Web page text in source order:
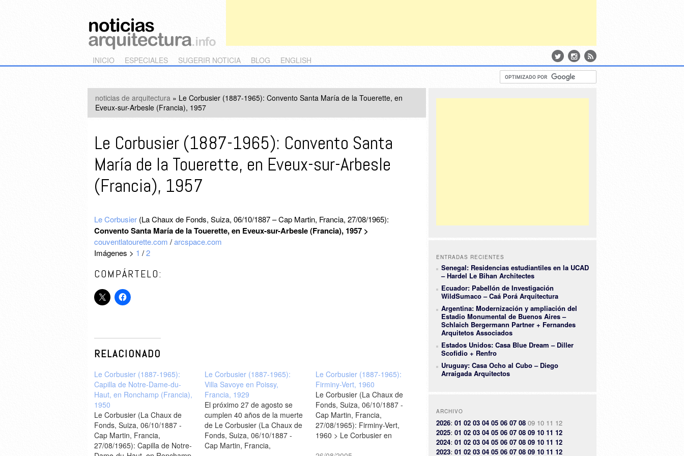
Main menu
Skip to primary content
Skip to secondary content
INICIO ESPECIALES SUGERIR NOTICIA BLOG ENGLISH
noticias de arquitectura » Le Corbusier (1887-1965): Convento Santa María de la Touerette, en
Eveux-sur-Arbesle (Francia), 1957
Le Corbusier (1887-1965): Convento Santa
María de la Touerette, en Eveux-sur-Arbesle
(Francia), 1957
Le Corbusier(La Chaux de Fonds, Suiza, 06/10/1887 – Cap Martin, Francia, 27/08/1965):
Convento Santa María de la Touerette, en Eveux-sur-Arbesle (Francia), 1957 >
couventlatourette.com /arcspace.com
Imágenes > 1 /2
COMPÁRTELO:
RELACIONADO
Le Corbusier (1887-1965):
Capilla de Notre-Dame-du-
Haut, en Ronchamp (Francia),
1950
Le Corbusier (La Chaux de
Fonds, Suiza, 06/10/1887 -
Cap Martin, Francia,
27/08/1965): Capilla de Notre-
Le Corbusier (1887-1965):
Villa Savoye en Poissy,
Francia, 1929
El próximo 27 de agosto se
cumplen 40 años de la muerte
de Le Corbusier (La Chaux de
Fonds, Suiza, 06/10/1887 -
Cap Martin, Francia,
Le Corbusier (1887-1965):
Firminy-Vert, 1960
Le Corbusier (La Chaux de
Fonds, Suiza, 06/10/1887 -
Cap Martin, Francia,
27/08/1965): Firminy-Vert,
1960 > Le Corbusier en
ENTRADAS RECIENTES
Senegal: Residencias estudiantiles en la UCAD
– Hardel Le Bihan Architectes
Ecuador: Pabellón de Investigación
WildSumaco – Caá Porá Arquitectura
Argentina: Modernización y ampliación del
Estadio Monumental de Buenos Aires –
Schlaich Bergermann Partner + Fernandes
Arquitetos Associados
Estados Unidos: Casa Blue Dream – Diller
Scofidio + Renfro
Uruguay: Casa Ocho al Cubo – Diego
Arraigada Arquitectos
ARCHIVO
2026: 01 02 03 04 05 06 07 08 09 10 11 12
2025: 01 02 03 04 05 06 07 08 09 10 11 12
2024: 01 02 03 04 05 06 07 08 09 10 11 12
2023: 01 02 03 04 05 06 07 08 09 10 11 12